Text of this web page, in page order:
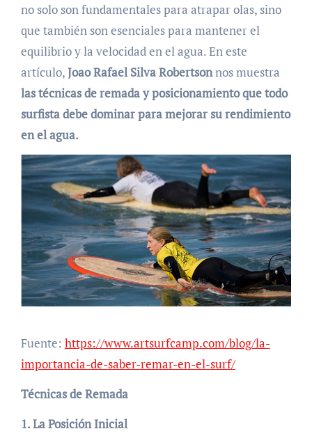
no solo son fundamentales para atrapar olas, sino
que también son esenciales para mantener el
equilibrio y la velocidad en el agua. En este
artículo,Joao Rafael Silva Robertsonnos muestra
las técnicas de remada y posicionamiento que todo
surfista debe dominar para mejorar su rendimiento
en el agua.
Fuente: https://www.artsurfcamp.com/blog/la-
importancia-de-saber-remar-en-el-surf/
Técnicas de Remada
1. La Posición Inicial